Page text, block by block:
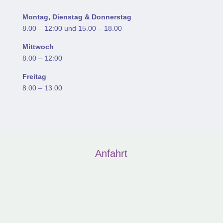
Montag, Dienstag & Donnerstag
8.00 – 12:00 und 15.00 – 18.00
Mittwoch
8.00 – 12:00
Freitag
8.00 – 13.00
Anfahrt